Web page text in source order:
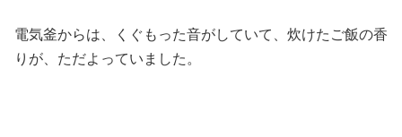
電気釜からは、くぐもった音がしていて、炊けたご飯の香
りが、ただよっていました。